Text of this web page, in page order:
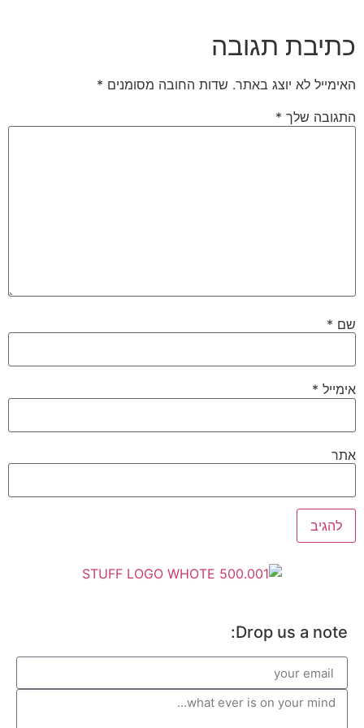
כתיבת תגובה
האימייל לא יוצג באתר. שדות החובה מסומנים *
התגובה שלך *
שם *
אימייל *
אתר
Drop us a note: